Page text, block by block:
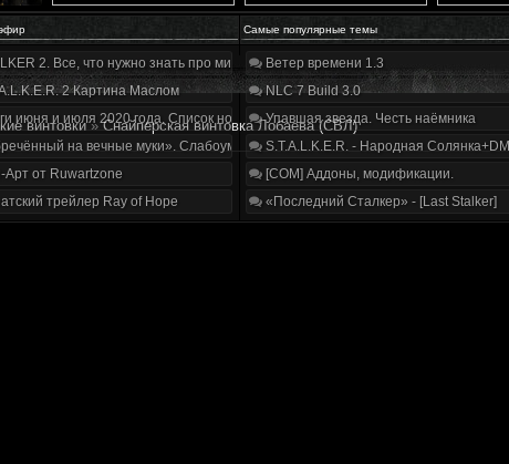
Самые популярные темы
2. Все, что нужно знать про мир, геймплей и сюжет | Разбор трейлера
2 Картина Маслом
июня и июля 2020 года. Список нововведений
на вечные муки». Слабоумие и отвага
Арт от Ruwartzone
трейлер Ray of Hope
Ветер времени 1.3
NLC 7 Build 3.0
Упавшая звезда. Честь наёмника
S.T.A.L.K.E.R. - Народная
[COM] Аддоны, модификации.
«Последний Сталкер» - [Last Stalker]
винтовки » Снайперская винтовка Лобаева (СВЛ)